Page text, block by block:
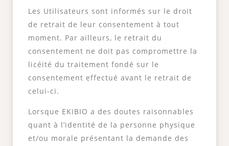
Les Utilisateurs sont informés sur le droit
de retrait de leur consentement à tout
moment. Par ailleurs, le retrait du
consentement ne doit pas compromettre la
licéité du traitement fondé sur le
consentement effectué avant le retrait de
celui-ci.
Lorsque EKIBIO a des doutes raisonnables
quant à l’identité de la personne physique
et/ou morale présentant la demande des